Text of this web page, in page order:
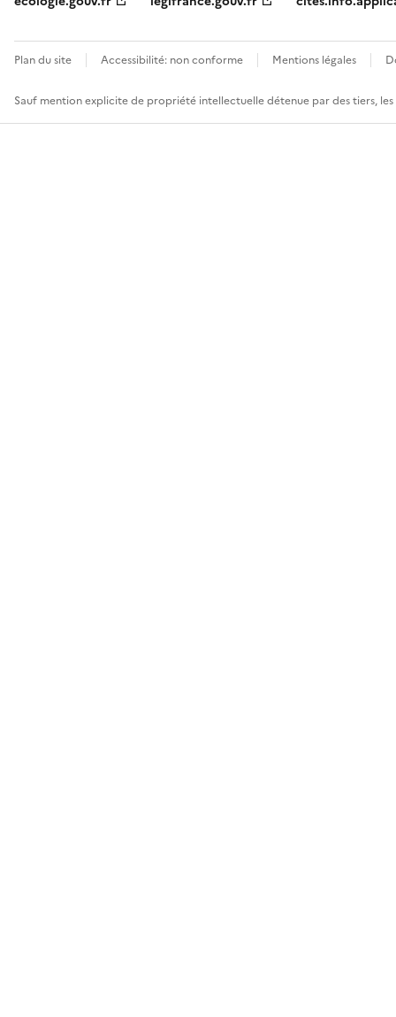
Plan du site Accessibilité: non conforme Mentions légales
Sauf mention explicite de propriété intellectuelle détenue par des tiers,